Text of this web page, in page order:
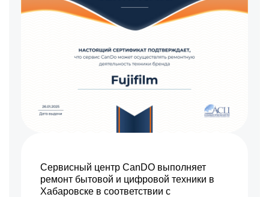
Сервисный центр CanDO выполняет
ремонт бытовой и цифровой техники в
Хабаровске в соответствии с